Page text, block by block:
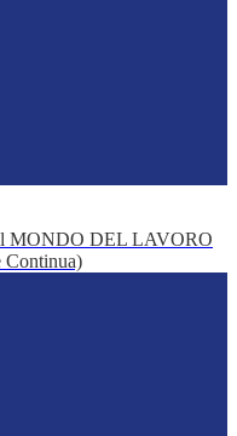
MONDO DEL LAVORO
Continua)